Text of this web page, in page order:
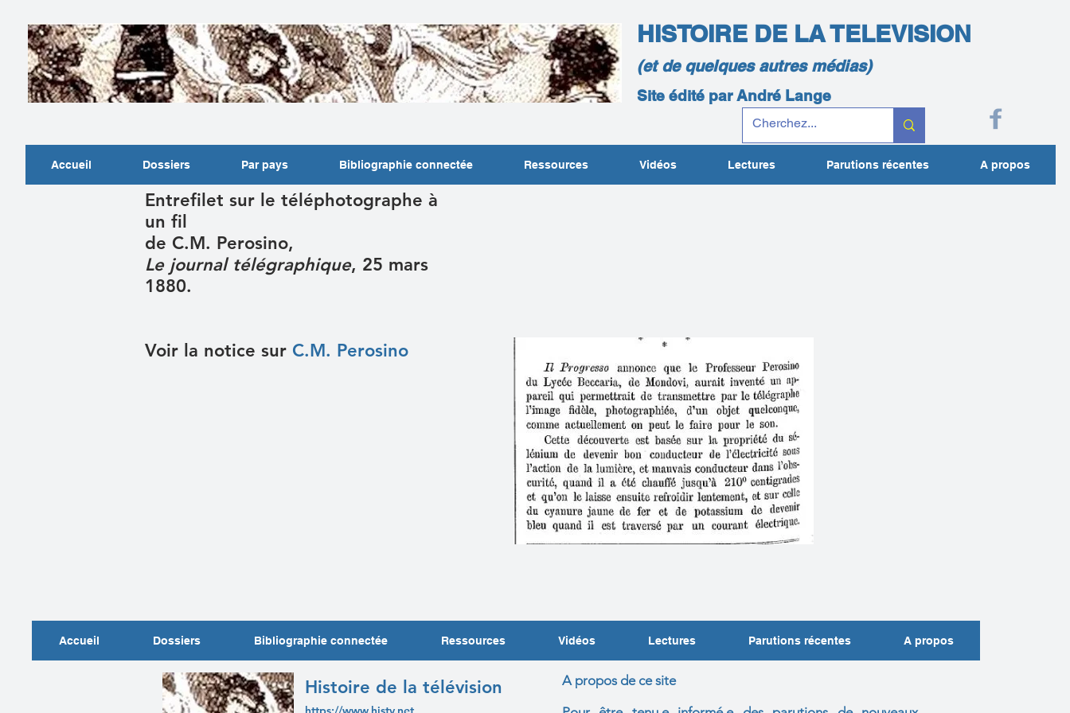
HISTOIRE DE LA TELEVISION
(et de quelques autres médias)
Site édité par André Lange
Accueil Dossiers Par pays Bibliographie connectée Ressources Vidéos Lectures Parutions récentes A propos
Entrefilet sur le téléphotographe à
un fil
de C.M. Perosino,
Le journal télégraphique, 25 mars
1880.
Voir la notice sur C.M. Perosino
Accueil Dossiers Bibliographie connectée Ressources Vidéos Lectures Parutions récentes A propos
Histoire de la télévision
A propos de ce site